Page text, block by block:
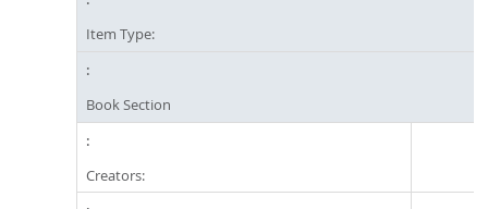
Item Type:
Book Section
Creators: